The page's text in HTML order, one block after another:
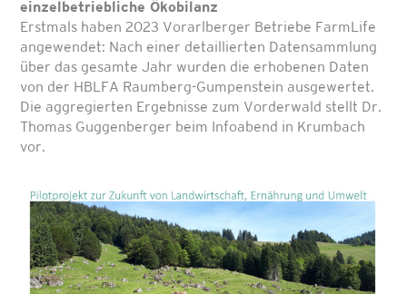
einzelbetriebliche Ökobilanz
Erstmals haben 2023 Vorarlberger Betriebe FarmLife
angewendet: Nach einer detaillierten Datensammlung
über das gesamte Jahr wurden die erhobenen Daten
von der HBLFA Raumberg-Gumpenstein ausgewertet.
Die aggregierten Ergebnisse zum Vorderwald stellt Dr.
Thomas Guggenberger beim Infoabend in Krumbach
vor.